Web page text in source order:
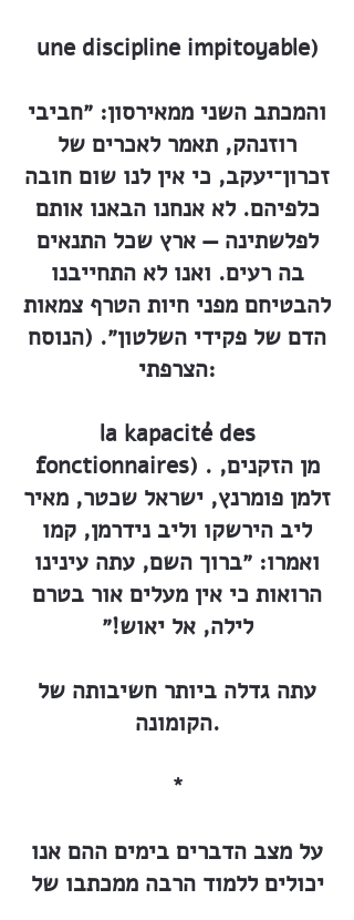
une discipline impitoyable)
והמכתב השני ממאירסון: ״חביבי
רוזנהק, תאמר לאכרים של
זכרון־יעקב, כי אין לנו שום חובה
כלפיהם. לא אנחנו הבאנו אותם
לפלשתינה — ארץ שכל התנאים
בה רעים. ואנו לא התחייבנו
להבטיחם מפני חיות הטרף צמאות
הדם של פקידי השלטון״. (הנוסח
הצרפתי:
la kapacité des
fonctionnaires) . מן הזקנים,
זלמן פומרנץ, ישראל שכטר, מאיר
ליב הירשקו וליב נידרמן, קמו
ואמרו: ״ברוך השם, עתה עינינו
הרואות כי אין מעלים אור בטרם
לילה, אל יאוש!״
עתה גדלה ביותר חשיבותה של
הקומונה.
*
על מצב הדברים בימים ההם אנו
יכולים ללמוד הרבה ממכתבו של